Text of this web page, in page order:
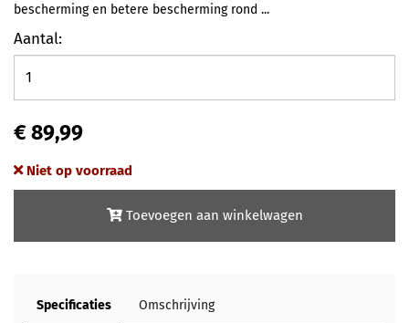
bescherming en betere bescherming rond ...
Aantal:
€ 89,99
Niet op voorraad
Toevoegen aan winkelwagen
Specificaties Omschrijving